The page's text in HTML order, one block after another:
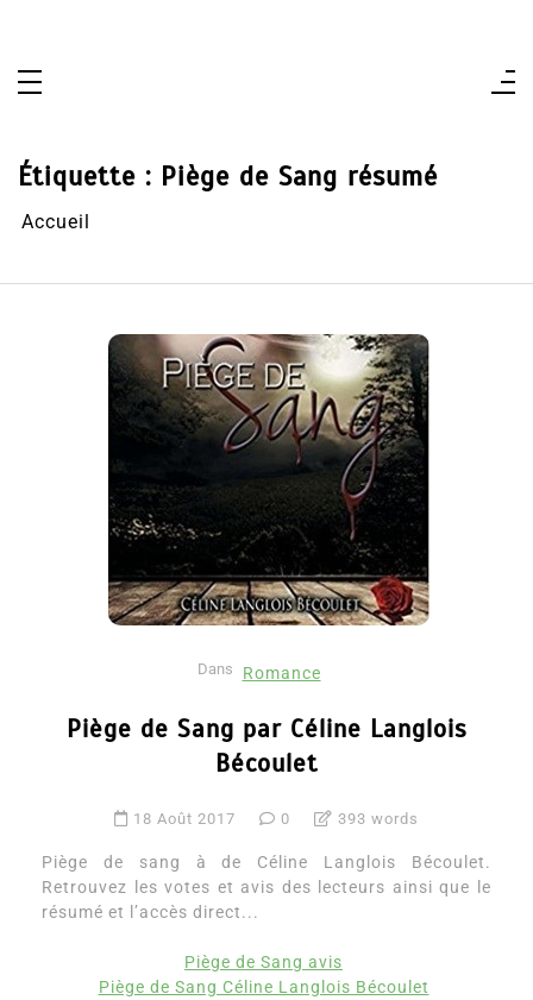
Étiquette : Piège de Sang résumé
Accueil
Dans Romance
Piège de Sang par Céline Langlois
Bécoulet
18 Août 2017 0 393 words
Piège de sang à de Céline Langlois Bécoulet.
Retrouvez les votes et avis des lecteurs ainsi que le
résumé et l’accès direct...
Piège de Sang avis
Piège de Sang Céline Langlois Bécoulet